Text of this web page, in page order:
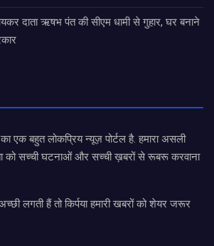
दाता ऋषभ पंत की सीएम धामी से गुहार, घर बनाने
एक बहुत लोकप्रिय न्यूज़ पोर्टल है. हमारा असली
को सच्ची घटनाओं और सच्ची ख़बरों से रूबरू करवाना
लगती हैं तो किर्पया हमारी खबरों को शेयर जरूर